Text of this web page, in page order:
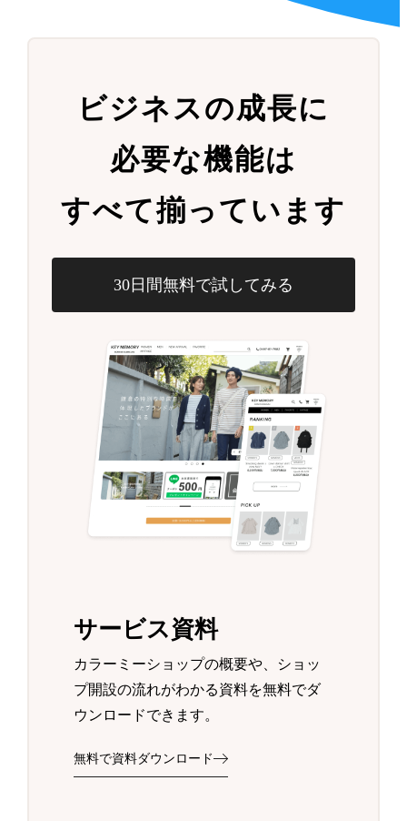
ビジネスの成長に
必要な機能は
すべて揃っています
30日間無料で試してみる
サービス資料
カラーミーショップの概要や、ショッ
プ開設の流れがわかる資料を無料でダ
ウンロードできます。
無料で資料ダウンロード